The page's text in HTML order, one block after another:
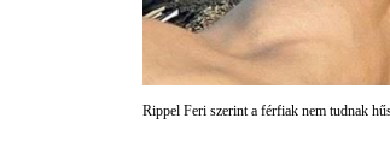
Rippel Feri szerint a férfiak nem tudnak